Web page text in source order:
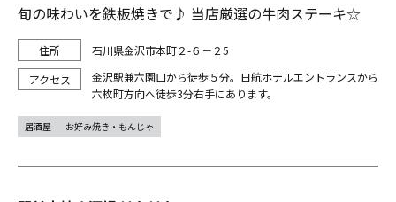
旬の味わいを鉄板焼きで♪ 当店厳選の牛肉ステーキ☆
石川県金沢市本町２-６－２5
金沢駅兼六園口から徒歩５分。日航ホテルエントランスから
六枚町方向へ徒歩3分右手にあります。
居酒屋 お好み焼き・もんじゃ